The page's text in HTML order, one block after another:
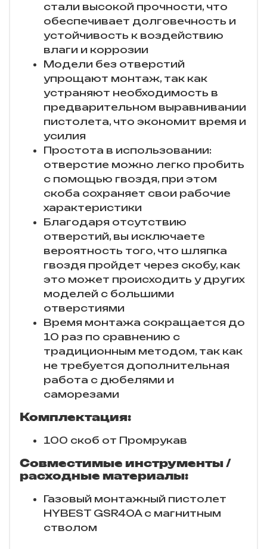
стали высокой прочности, что
обеспечивает долговечность и
устойчивость к воздействию
влаги и коррозии
Модели без отверстий
упрощают монтаж, так как
устраняют необходимость в
предварительном выравнивании
пистолета, что экономит время и
усилия
Простота в использовании:
отверстие можно легко пробить
с помощью гвоздя, при этом
скоба сохраняет свои рабочие
характеристики
Благодаря отсутствию
отверстий, вы исключаете
вероятность того, что шляпка
гвоздя пройдет через скобу, как
это может происходить у других
моделей с большими
отверстиями
Время монтажа сокращается до
10 раз по сравнению с
традиционным методом, так как
не требуется дополнительная
работа с дюбелями и
саморезами
Комплектация:
100 скоб от Промрукав
Совместимые инструменты /
расходные материалы:
Газовый монтажный пистолет
HYBEST GSR40A с магнитным
стволом